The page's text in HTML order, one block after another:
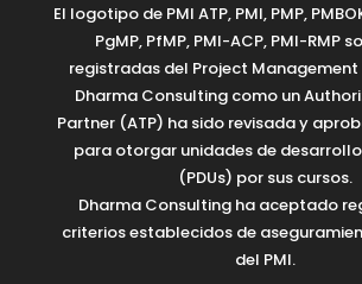
El logotipo de PMI ATP, PMI, PMP,
PgMP, PfMP, PMI-ACP, PMI-RMP
registradas del Project
Dharma Consulting como un
Partner (ATP) ha sido revisada y
para otorgar unidades de
(PDUs) por sus cursos.
Dharma Consulting ha aceptado
criterios establecidos de
del PMI.